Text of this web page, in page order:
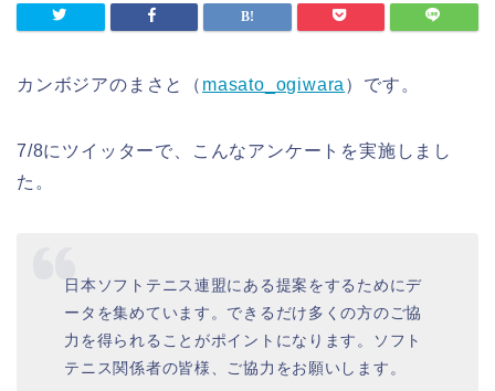
カンボジアのまさと（ masato_ogiwara ）です。
7/8にツイッターで、こんなアンケートを実施しまし
た。
日本ソフトテニス連盟にある提案をするためにデ
ータを集めています。できるだけ多くの方のご協
力を得られることがポイントになります。ソフト
テニス関係者の皆様、ご協力をお願いします。